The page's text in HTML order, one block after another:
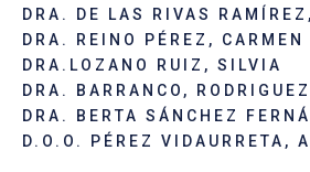
DRA. DE LAS RIVAS
DRA. REINO PÉREZ, CARMEN
DRA.LOZANO RUIZ, SILVIA
DRA. BARRANCO,
DRA. BERTA SÁNCHEZ
D.O.O. PÉREZ VIDAURRETA,